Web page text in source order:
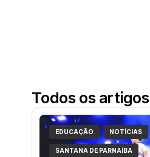
Todos os artigos
EDUCAÇÃO NOTÍCIAS
SANTANA DE PARNAÍBA